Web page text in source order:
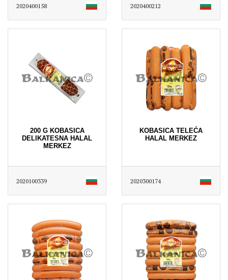
2020400158 2020400212
200 G KOBASICA
DELIKATESNA HALAL
MERKEZ
2020100339
KOBASICA TELEĆA
HALAL MERKEZ
2020300174